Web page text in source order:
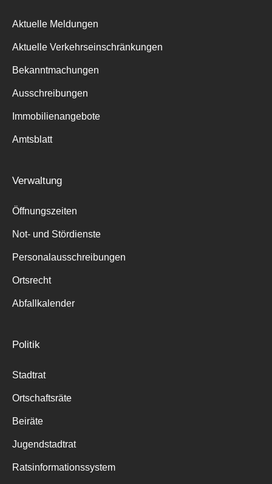
Aktuelle Meldungen
Aktuelle Verkehrseinschränkungen
Bekanntmachungen
Ausschreibungen
Immobilienangebote
Amtsblatt
Verwaltung
Öffnungszeiten
Not- und Stördienste
Personalausschreibungen
Ortsrecht
Abfallkalender
Politik
Stadtrat
Ortschaftsräte
Beiräte
Jugendstadtrat
Ratsinformationssystem